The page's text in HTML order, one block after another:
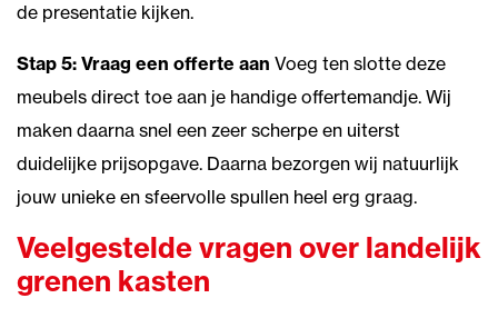
de presentatie kijken.
Stap 5: Vraag een offerte aan Voeg ten slotte deze
meubels direct toe aan je handige offertemandje. Wij
maken daarna snel een zeer scherpe en uiterst
duidelijke prijsopgave. Daarna bezorgen wij natuurlijk
jouw unieke en sfeervolle spullen heel erg graag.
Veelgestelde vragen over landelijk
grenen kasten